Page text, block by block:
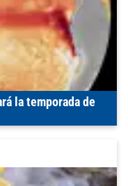
la temporada de